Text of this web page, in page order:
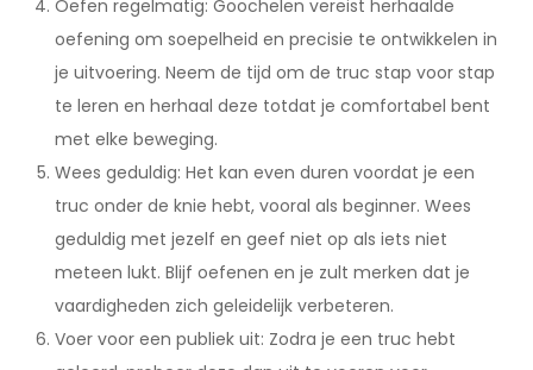
Oefen regelmatig: Goochelen vereist herhaalde
oefening om soepelheid en precisie te ontwikkelen in
je uitvoering. Neem de tijd om de truc stap voor stap
te leren en herhaal deze totdat je comfortabel bent
met elke beweging.
Wees geduldig: Het kan even duren voordat je een
truc onder de knie hebt, vooral als beginner. Wees
geduldig met jezelf en geef niet op als iets niet
meteen lukt. Blijf oefenen en je zult merken dat je
vaardigheden zich geleidelijk verbeteren.
Voer voor een publiek uit: Zodra je een truc hebt